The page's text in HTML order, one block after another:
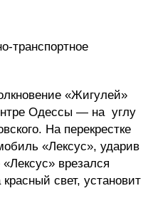
транспортное
«Жигулей»
Одессы — на углу
На перекрестке
«Лексус», ударив
врезался
свет, установит